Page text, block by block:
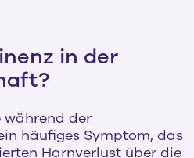
in der
während der
häufiges Symptom, das
Harnverlust über die